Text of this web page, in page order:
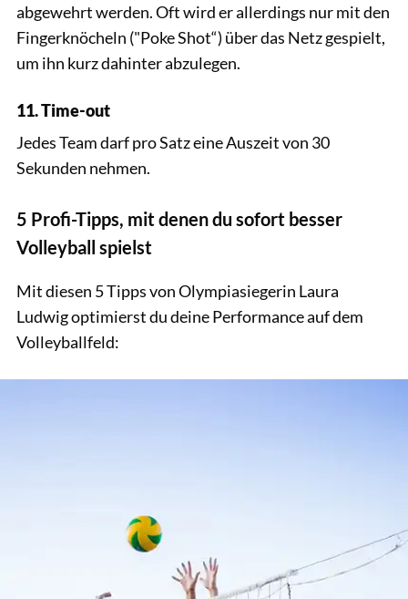
abgewehrt werden. Oft wird er allerdings nur mit den
Fingerknöcheln ("Poke Shot“) über das Netz gespielt,
um ihn kurz dahinter abzulegen.
11. Time-out
Jedes Team darf pro Satz eine Auszeit von 30
Sekunden nehmen.
5 Profi-Tipps, mit denen du sofort besser
Volleyball spielst
Mit diesen 5 Tipps von Olympiasiegerin Laura
Ludwig optimierst du deine Performance auf dem
Volleyballfeld: